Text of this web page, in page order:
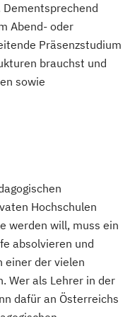
(Lehramt)
-
-
sowie
Abend- oder
Präsenzstudium
brauchst und
sowie
Hochschulen
werden will, muss ein
absolvieren und
einer der vielen
Wer als Lehrer in der
dafür an Österreichs